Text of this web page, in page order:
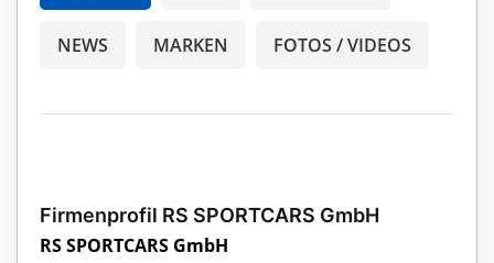
NEWS MARKEN FOTOS / VIDEOS
Firmenprofil RS SPORTCARS GmbH
RS SPORTCARS GmbH